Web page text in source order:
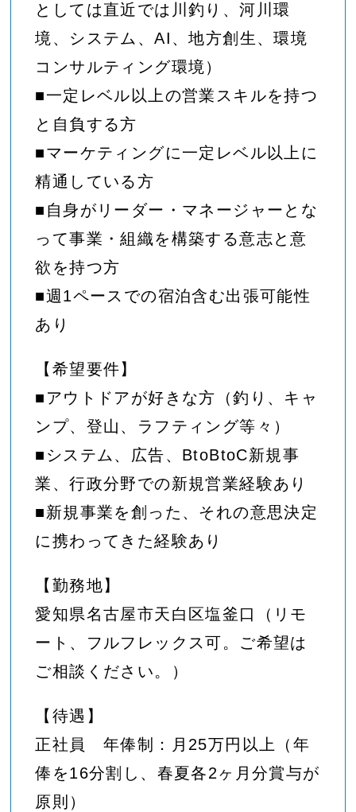
としては直近では川釣り、河川環
境、システム、AI、地方創生、環境
コンサルティング環境）
■一定レベル以上の営業スキルを持つ
と自負する方
■マーケティングに一定レベル以上に
精通している方
■自身がリーダー・マネージャーとな
って事業・組織を構築する意志と意
欲を持つ方
■週1ペースでの宿泊含む出張可能性
あり
【希望要件】
■アウトドアが好きな方（釣り、キャ
ンプ、登山、ラフティング等々）
■システム、広告、BtoBtoC新規事
業、行政分野での新規営業経験あり
■新規事業を創った、それの意思決定
に携わってきた経験あり
【勤務地】
愛知県名古屋市天白区塩釜口（リモ
ート、フルフレックス可。ご希望は
ご相談ください。）
【待遇】
正社員 年俸制：月25万円以上（年
俸を16分割し、春夏各2ヶ月分賞与が
原則）